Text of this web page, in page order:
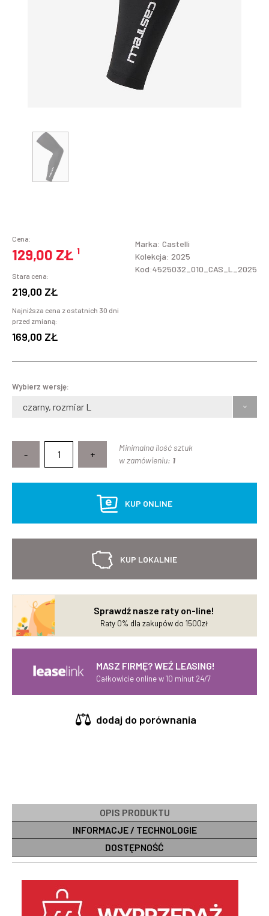
Cena:
129,00 ZŁ ¹
Stara cena:
219,00 ZŁ
Najniższa cena z ostatnich 30 dni
przed zmianą:
169,00 ZŁ
Marka: Castelli
Kolekcja: 2025
Kod:4525032_010_CAS_L_2025
Wybierz wersję:
czarny, rozmiar L
- +
Minimalna ilość sztuk
w zamówieniu: 1
KUP ONLINE
KUP LOKALNIE
Sprawdź nasze raty on-line!
Raty 0% dla zakupów do 1500zł
MASZ FIRMĘ? WEŹ LEASING!
Całkowicie online w 10 minut 24/7
dodaj do porównania
OPIS PRODUKTU
INFORMACJE / TECHNOLOGIE
DOSTĘPNOŚĆ